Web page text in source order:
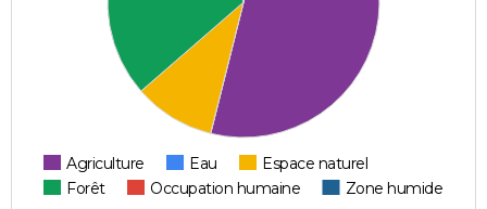
Agriculture Eau
Espace naturel
Forêt
Occupation humaine Zone humide